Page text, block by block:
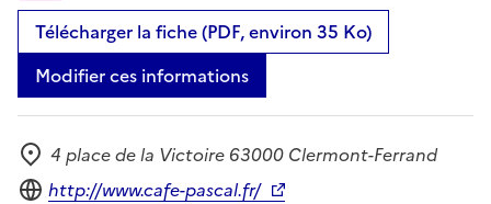
Télécharger la fiche (PDF, environ 35 Ko)
Modifier ces informations
Adresse
4 place de la Victoire 63000 Clermont-Ferrand
Site internet
http://www.cafe-pascal.fr/